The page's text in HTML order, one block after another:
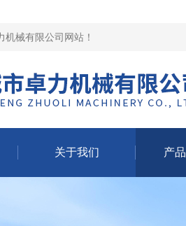
机械有限公司网站 ！
关于我们 产